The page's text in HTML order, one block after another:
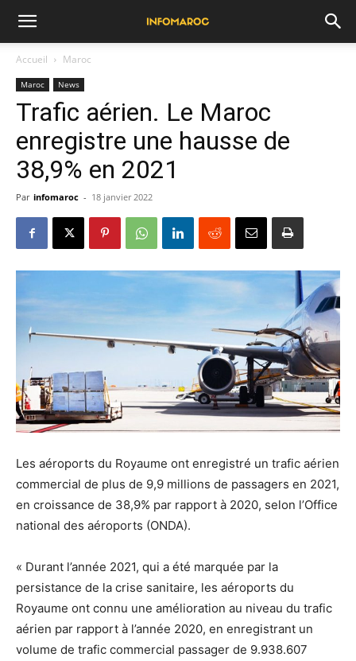
Accueil Maroc
Maroc News
Trafic aérien. Le Maroc
enregistre une hausse de
38,9% en 2021
Par infomaroc - 18 janvier 2022
Les aéroports du Royaume ont enregistré un trafic aérien
commercial de plus de 9,9 millions de passagers en 2021,
en croissance de 38,9% par rapport à 2020, selon l’Office
national des aéroports (ONDA).
« Durant l’année 2021, qui a été marquée par la
persistance de la crise sanitaire, les aéroports du
Royaume ont connu une amélioration au niveau du trafic
aérien par rapport à l’année 2020, en enregistrant un
volume de trafic commercial passager de 9.938.607